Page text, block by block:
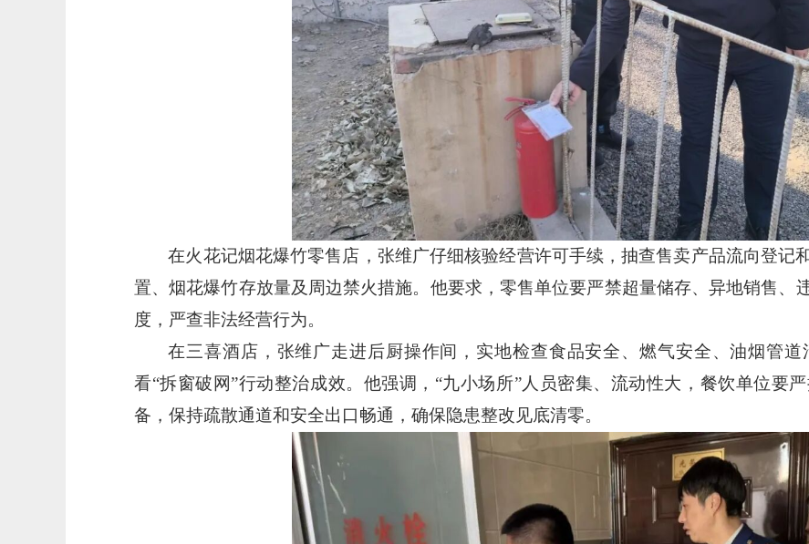
在火花记烟花爆竹零售店，张维广仔细核验经营许可手续，抽查售卖产品流向登记
置、烟花爆竹存放量及周边禁火措施。他要求，零售单位要严禁超量储存、异地销售、
度，严查非法经营行为。
在三喜酒店，张维广走进后厨操作间，实地检查食品安全、燃气安全、油烟管
看“拆窗破网”行动整治成效。他强调，“九小场所”人员密集、流动性大，餐饮单位要
备，保持疏散通道和安全出口畅通，确保隐患整改见底清零。